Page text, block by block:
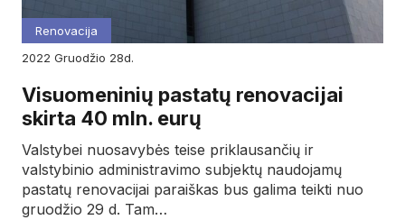
Renovacija
2022
gruodžio 28d.
Visuomeninių pastatų renovacijai
skirta 40 mln. eurų
Valstybei nuosavybės teise priklausančių ir
valstybinio administravimo subjektų naudojamų
pastatų renovacijai paraiškas bus galima teikti nuo
gruodžio 29 d. Tam…